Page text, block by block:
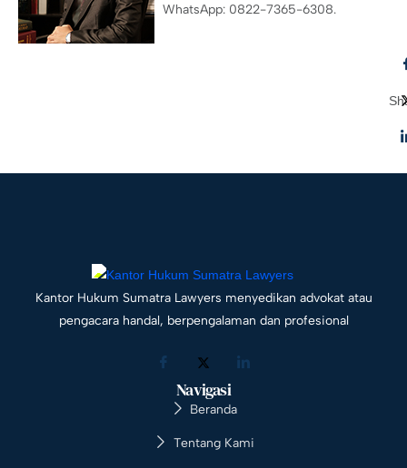
WhatsApp: 0822-7365-6308.
Kantor Hukum Sumatra Lawyers menyedikan advokat atau
pengacara handal, berpengalaman dan profesional
Navigasi
Beranda
Tentang Kami